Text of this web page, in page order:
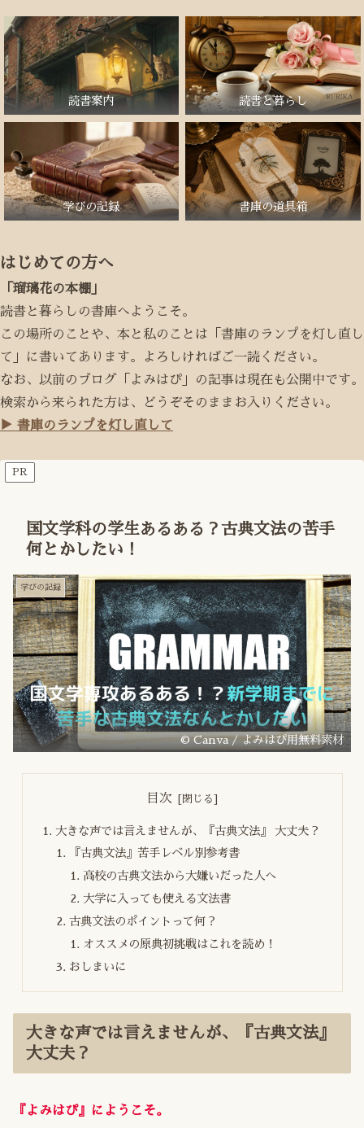
読書案内 読書と暮らし
学びの記録 書庫の道具箱
はじめての方へ
「瑠璃花の本棚」
読書と暮らしの書庫へようこそ。
この場所のことや、本と私のことは「書庫のランプを灯し直し
て」に書いてあります。よろしければご一読ください。
なお、以前のブログ「よみはぴ」の記事は現在も公開中です。
検索から来られた方は、どうぞそのままお入りください。
▶ 書庫のランプを灯し直して
PR
国文学科の学生あるある？古典文法の苦手
何とかしたい！
学びの記録
© Canva / よみはぴ用無料素材
目次
大きな声では言えませんが、『古典文法』 大丈夫？
『古典文法』苦手レベル別参考書
高校の古典文法から大嫌いだった人へ
大学に入っても使える文法書
古典文法のポイントって何？
オススメの原典初挑戦はこれを読め！
おしまいに
大きな声では言えませんが、『古典文法』
大丈夫？
『よみはぴ』にようこそ。